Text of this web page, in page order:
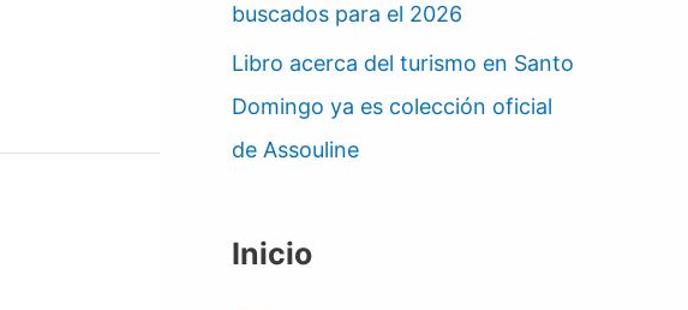
buscados para el 2026
Libro acerca del turismo en Santo
Domingo ya es colección oficial
de Assouline
Inicio